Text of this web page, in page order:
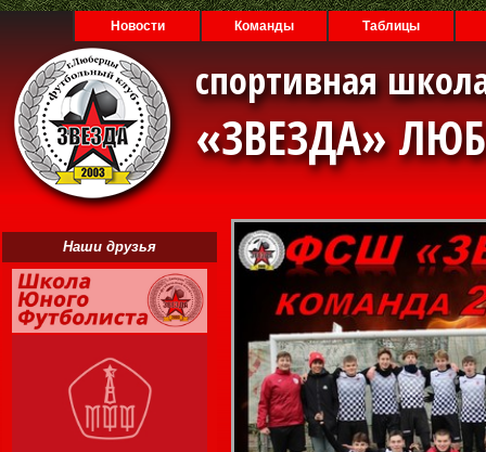
Новости Команды Таблицы
спортивная
«ЗВЕЗДА»
Наши друзья